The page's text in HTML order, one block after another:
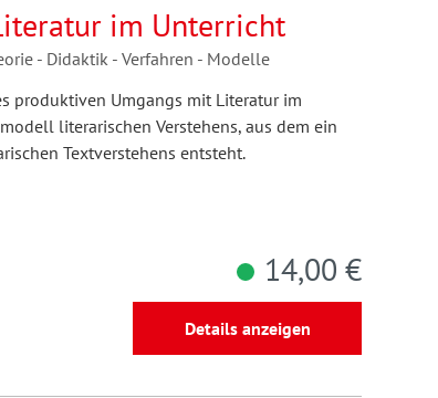
im Unterricht
- Didaktik - Verfahren - Modelle
produktiven Umgangs mit Literatur im
literarischen Verstehens, aus dem ein
Textverstehens entsteht.
14,00 €
Details anzeigen